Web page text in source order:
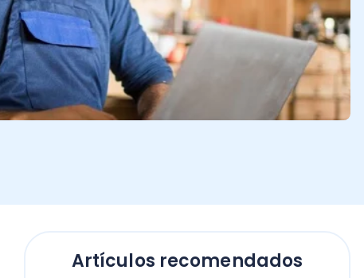
Artículos recomendados
Software